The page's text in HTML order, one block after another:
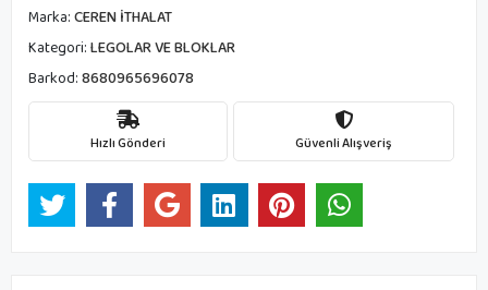
Marka:CEREN İTHALAT
Kategori:LEGOLAR VE BLOKLAR
Barkod:8680965696078
Hızlı Gönderi Güvenli Alışveriş